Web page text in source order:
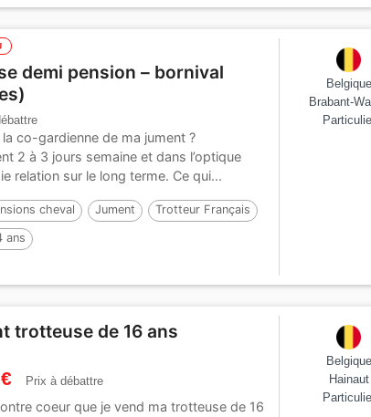
demi pension – bornival
co-gardienne de ma jument ?
2 à 3 jours semaine et dans l’optique
relation sur le long terme. Ce qui...
cheval Jument Trotteur Français
ans
Belgique
Brabant-
trotteuse de 16 ans
Prix à débattre
coeur que je vend ma trotteuse de 16
Belgique
Hainaut